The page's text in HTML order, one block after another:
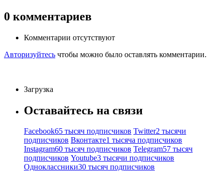
0 комментариев
Комментарии отсутствуют
Авторизуйтесь чтобы можно было оставлять комментарии.
Загрузка
Оставайтесь на связи
Facebook65 тысяч подписчиков Twitter2 тысячи
подписчиков Вконтакте1 тысяча подписчиков
Instagram60 тысяч подписчиков Telegram57 тысяч
подписчиков Youtube3 тысячи подписчиков
Одноклассники30 тысяч подписчиков